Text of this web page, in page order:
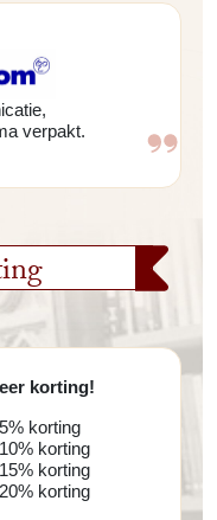
verpakt.
korting!
5% korting
10% korting
15% korting
20% korting